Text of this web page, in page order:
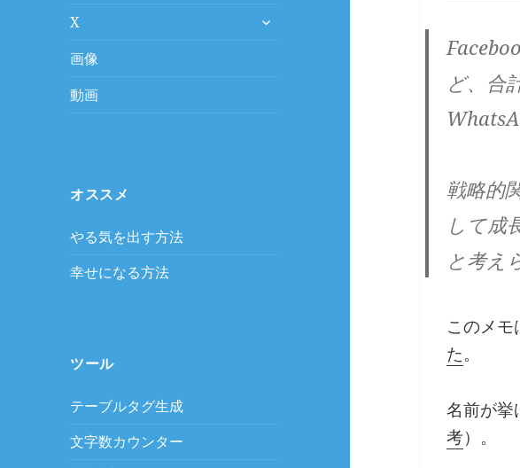
menu
X
expand
画像
動画
オススメ
やる気を出す方法
幸せになる方法
ツール
テーブルタグ生成
文字数カウンター
ど、合
戦略的
して成
と考え
このメ
た。
名前が挙
考）。